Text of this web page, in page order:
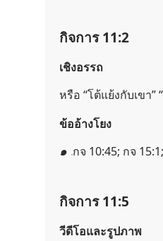
กิจการ 11:2
เชิงอรรถ
หรือ “โต้​แย้ง​กับ​เขา”
ข้ออ้างโยง
๑ กจ 10:45; กจ
กิจการ 11:5
วีดีโอและรูปภาพ